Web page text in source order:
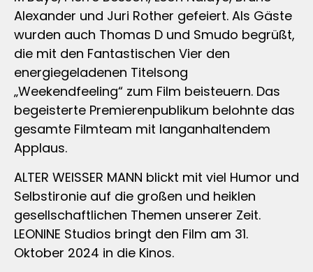
Alexander und Juri Rother gefeiert. Als Gäste
wurden auch Thomas D und Smudo begrüßt,
die mit den Fantastischen Vier den
energiegeladenen Titelsong
„Weekendfeeling“ zum Film beisteuern. Das
begeisterte Premierenpublikum belohnte das
gesamte Filmteam mit langanhaltendem
Applaus.
ALTER WEISSER MANN blickt mit viel Humor und
Selbstironie auf die großen und heiklen
gesellschaftlichen Themen unserer Zeit.
LEONINE Studios bringt den Film am 31.
Oktober 2024 in die Kinos.